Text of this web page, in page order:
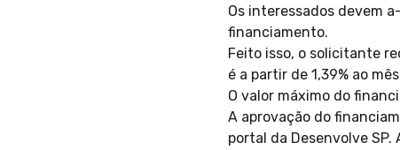
Os interessados devem
financiamento.
Feito isso, o solicitante
é a partir de 1,39% ao
O valor máximo do
A aprovação do
portal da Desenvolve